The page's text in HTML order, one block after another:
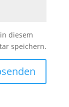
diesem
speichern.